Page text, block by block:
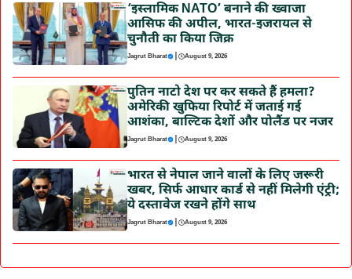
‘इस्लामिक NATO’ बनाने की ख्वाजा
आसिफ की अपील, भारत-इजरायल से
चुनौती का किया जिक्र
Jagrut Bharat | August 9, 2026
पुतिन नाटो देश पर कर सकते हैं हमला?
अमेरिकी खुफिया रिपोर्ट में जताई गई
आशंका, बाल्टिक देशों और पोलैंड पर नजर
Jagrut Bharat | August 9, 2026
भारत से नेपाल जाने वालों के लिए जरूरी
खबर, सिर्फ आधार कार्ड से नहीं मिलेगी एंट्री;
ये दस्तावेज रखने होंगे साथ
Jagrut Bharat | August 9, 2026